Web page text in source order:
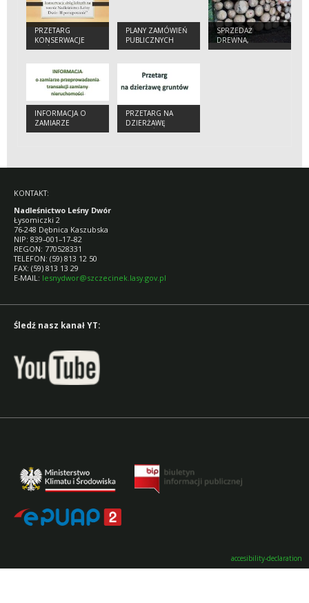
PRZETARG
KONSERWACJE
DRÓG W
PLANY ZAMÓWIEŃ
PUBLICZNYCH
SPRZEDAŻ
DREWNA,
SADZONEK I
INFORMACJA O
ZAMIARZE
PRZEPROWADZENIA
PRZETARG NA
DZIERŻAWĘ
GRUNTÓW
KONTAKT:
Nadleśnictwo Leśny Dwór
Łysomiczki 2
76-248 Dębnica Kaszubska
NIP: 839–001–17–82
REGON: 770528331
TELEFON: (59) 813 12 50
FAX: (59) 813 13 29
E-MAIL: lesnydwor@szczecinek.lasy.gov.pl
Śledź nasz kanał YT:
accesibility-declaration